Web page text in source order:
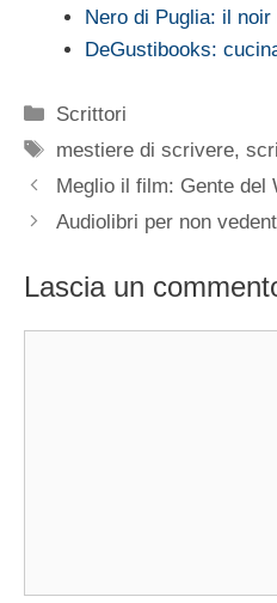
Nero di Puglia: il
DeGustibooks:
Categorie
Scrittori
Tag
mestiere di scrivere,
Meglio il film: Gente del
Audiolibri per non
Lascia un